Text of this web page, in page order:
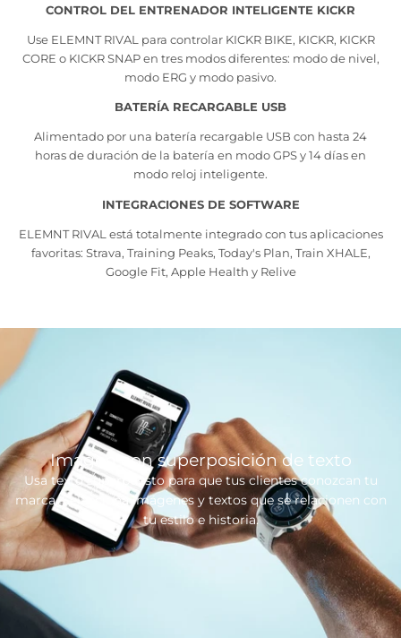
CONTROL DEL ENTRENADOR INTELIGENTE KICKR
Use ELEMNT RIVAL para controlar KICKR BIKE, KICKR, KICKR
CORE o KICKR SNAP en tres modos diferentes: modo de nivel,
modo ERG y modo pasivo.
BATERÍA RECARGABLE USB
Alimentado por una batería recargable USB con hasta 24
horas de duración de la batería en modo GPS y 14 días en
modo reloj inteligente.
INTEGRACIONES DE SOFTWARE
ELEMNT RIVAL está totalmente integrado con tus aplicaciones
favoritas: Strava, Training Peaks, Today's Plan, Train XHALE,
Google Fit, Apple Health y Relive
Imagen con superposición de texto
Usa texto superpuesto para que tus clientes conozcan tu
marca. Selecciona imágenes y textos que se relacionen con
tu estilo e historia.